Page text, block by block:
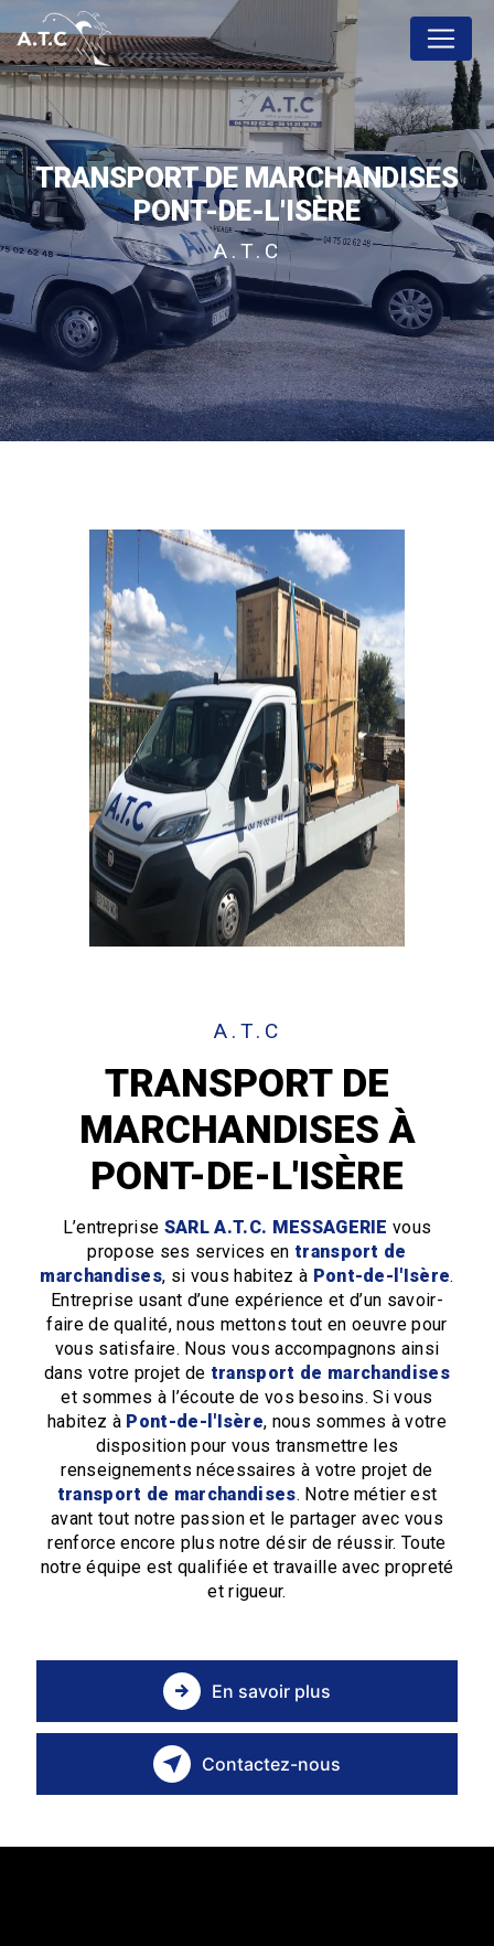
TRANSPORT DE MARCHANDISES
PONT-DE-L'ISÈRE
A.T.C
A.T.C
TRANSPORT DE
MARCHANDISES À
PONT-DE-L'ISÈRE
L’entreprise SARL A.T.C. MESSAGERIE vous
propose ses services en transport de
marchandises, si vous habitez à Pont-de-l'Isère.
Entreprise usant d’une expérience et d’un savoir-
faire de qualité, nous mettons tout en oeuvre pour
vous satisfaire. Nous vous accompagnons ainsi
dans votre projet de transport de marchandises
et sommes à l’écoute de vos besoins. Si vous
habitez à Pont-de-l'Isère, nous sommes à votre
disposition pour vous transmettre les
renseignements nécessaires à votre projet de
transport de marchandises. Notre métier est
avant tout notre passion et le partager avec vous
renforce encore plus notre désir de réussir. Toute
notre équipe est qualifiée et travaille avec propreté
et rigueur.
En savoir plus
Contactez-nous
Panneau de gestion des cookies